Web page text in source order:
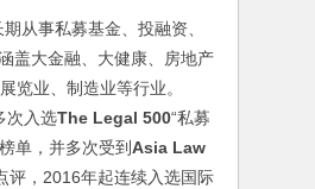
事私募基金、投融资、
盖大金融、大健康、房地产
览业、制造业等行业。
入选The Legal 500“私募
单，并多次受到Asia Law
评，2016年起连续入选国际